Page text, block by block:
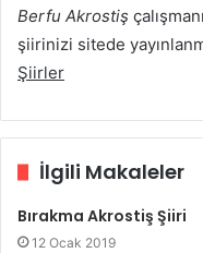
Berfu Akrostiş
şiirinizi sitede
Şiirler
İlgili Makaleler
Bırakma Akrostiş Şiiri
12 Ocak 2019